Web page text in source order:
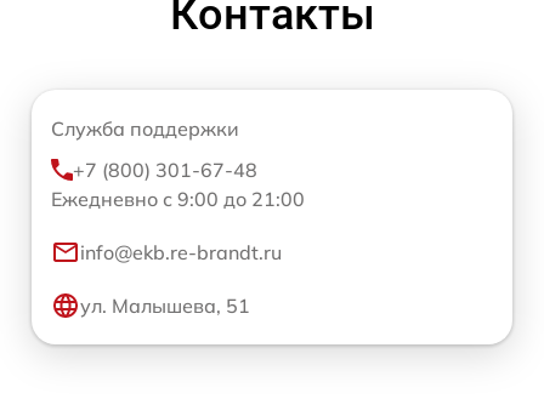
Контакты
Служба поддержки
+7 (800) 301-67-48
Ежедневно с 9:00 до 21:00
info@ekb.re-brandt.ru
ул. Малышева, 51